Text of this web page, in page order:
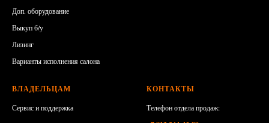
Доп. оборудование
Выкуп б/у
Лизинг
Варианты исполнения салона
ВЛАДЕЛЬЦАМ
Сервис и поддержка
КОНТАКТЫ
Телефон отдела продаж: